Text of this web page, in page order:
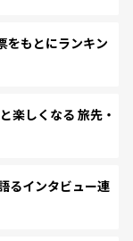
もとにランキン
しくなる 旅先・
るインタビュー連